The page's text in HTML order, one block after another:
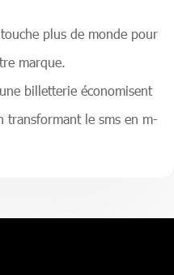
plus de monde pour
marque.
billetterie économisent
transformant le sms en m-